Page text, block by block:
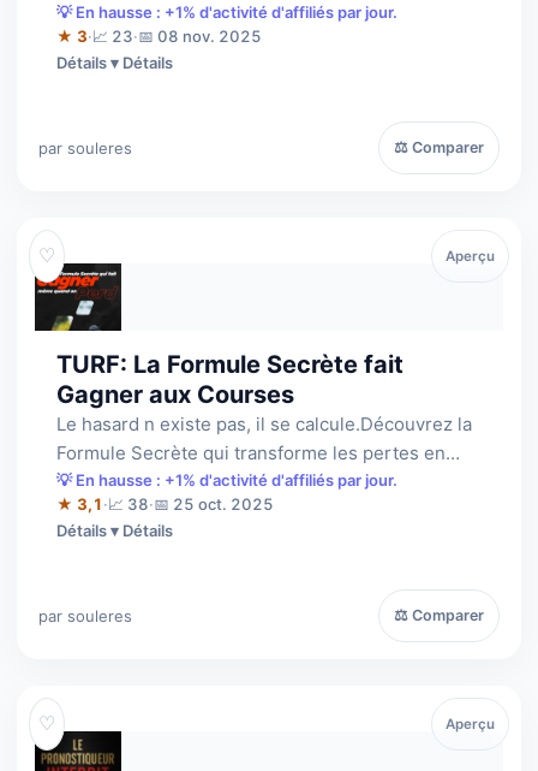
euros
💡 En hausse : +1% d'activité d'affiliés par jour.
★ 3·📈 23·📅 08 nov. 2025
Détails
par souleres ⚖ Comparer
♡
TURF: La Formule Secrète fait
Gagner aux Courses
Le hasard n existe pas, il se calcule.Découvrez la
Formule Secrète qui transforme les pertes en
bénéfices constants sur toutes le…
💡 En hausse : +1% d'activité d'affiliés par jour.
★ 3,1·📈 38·📅 25 oct. 2025
Détails
par souleres ⚖ Comparer
Aperçu
♡ Aperçu